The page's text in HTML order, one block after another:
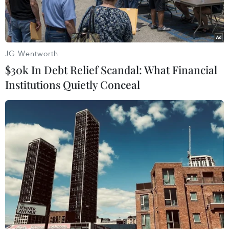
(Nguồn: Vietnam+)
Tối 18/6, Cơ quan Cảnh sát điều tra, Công an
tỉnh Bình Dương đã ra quyết định bắt người
trong trường hợp khẩn cấp đối với Nguyễn
Trọng Long (sinh năm 1986, thường trú tại tỉnh
JG Wentworth
$30k In Debt Relief Scandal: What Financial
Institutions Quietly Conceal